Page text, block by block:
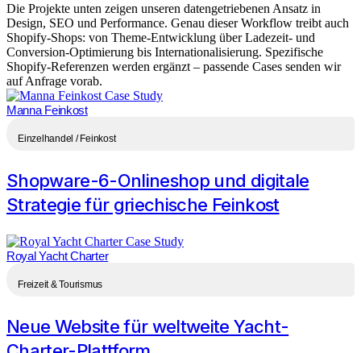
Die Projekte unten zeigen unseren datengetriebenen Ansatz in
Design, SEO und Performance. Genau dieser Workflow treibt auch
Shopify-Shops: von Theme-Entwicklung über Ladezeit- und
Conversion-Optimierung bis Internationalisierung. Spezifische
Shopify-Referenzen werden ergänzt – passende Cases senden wir
auf Anfrage vorab.
Manna Feinkost
Einzelhandel / Feinkost
Shopware-6-Onlineshop und digitale
Strategie für griechische Feinkost
Royal Yacht Charter
Freizeit & Tourismus
Neue Website für weltweite Yacht-